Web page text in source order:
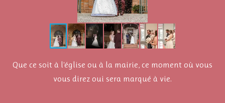
Que ce soit à l'église ou à la mairie, ce moment où vous
vous direz oui sera marqué à vie.